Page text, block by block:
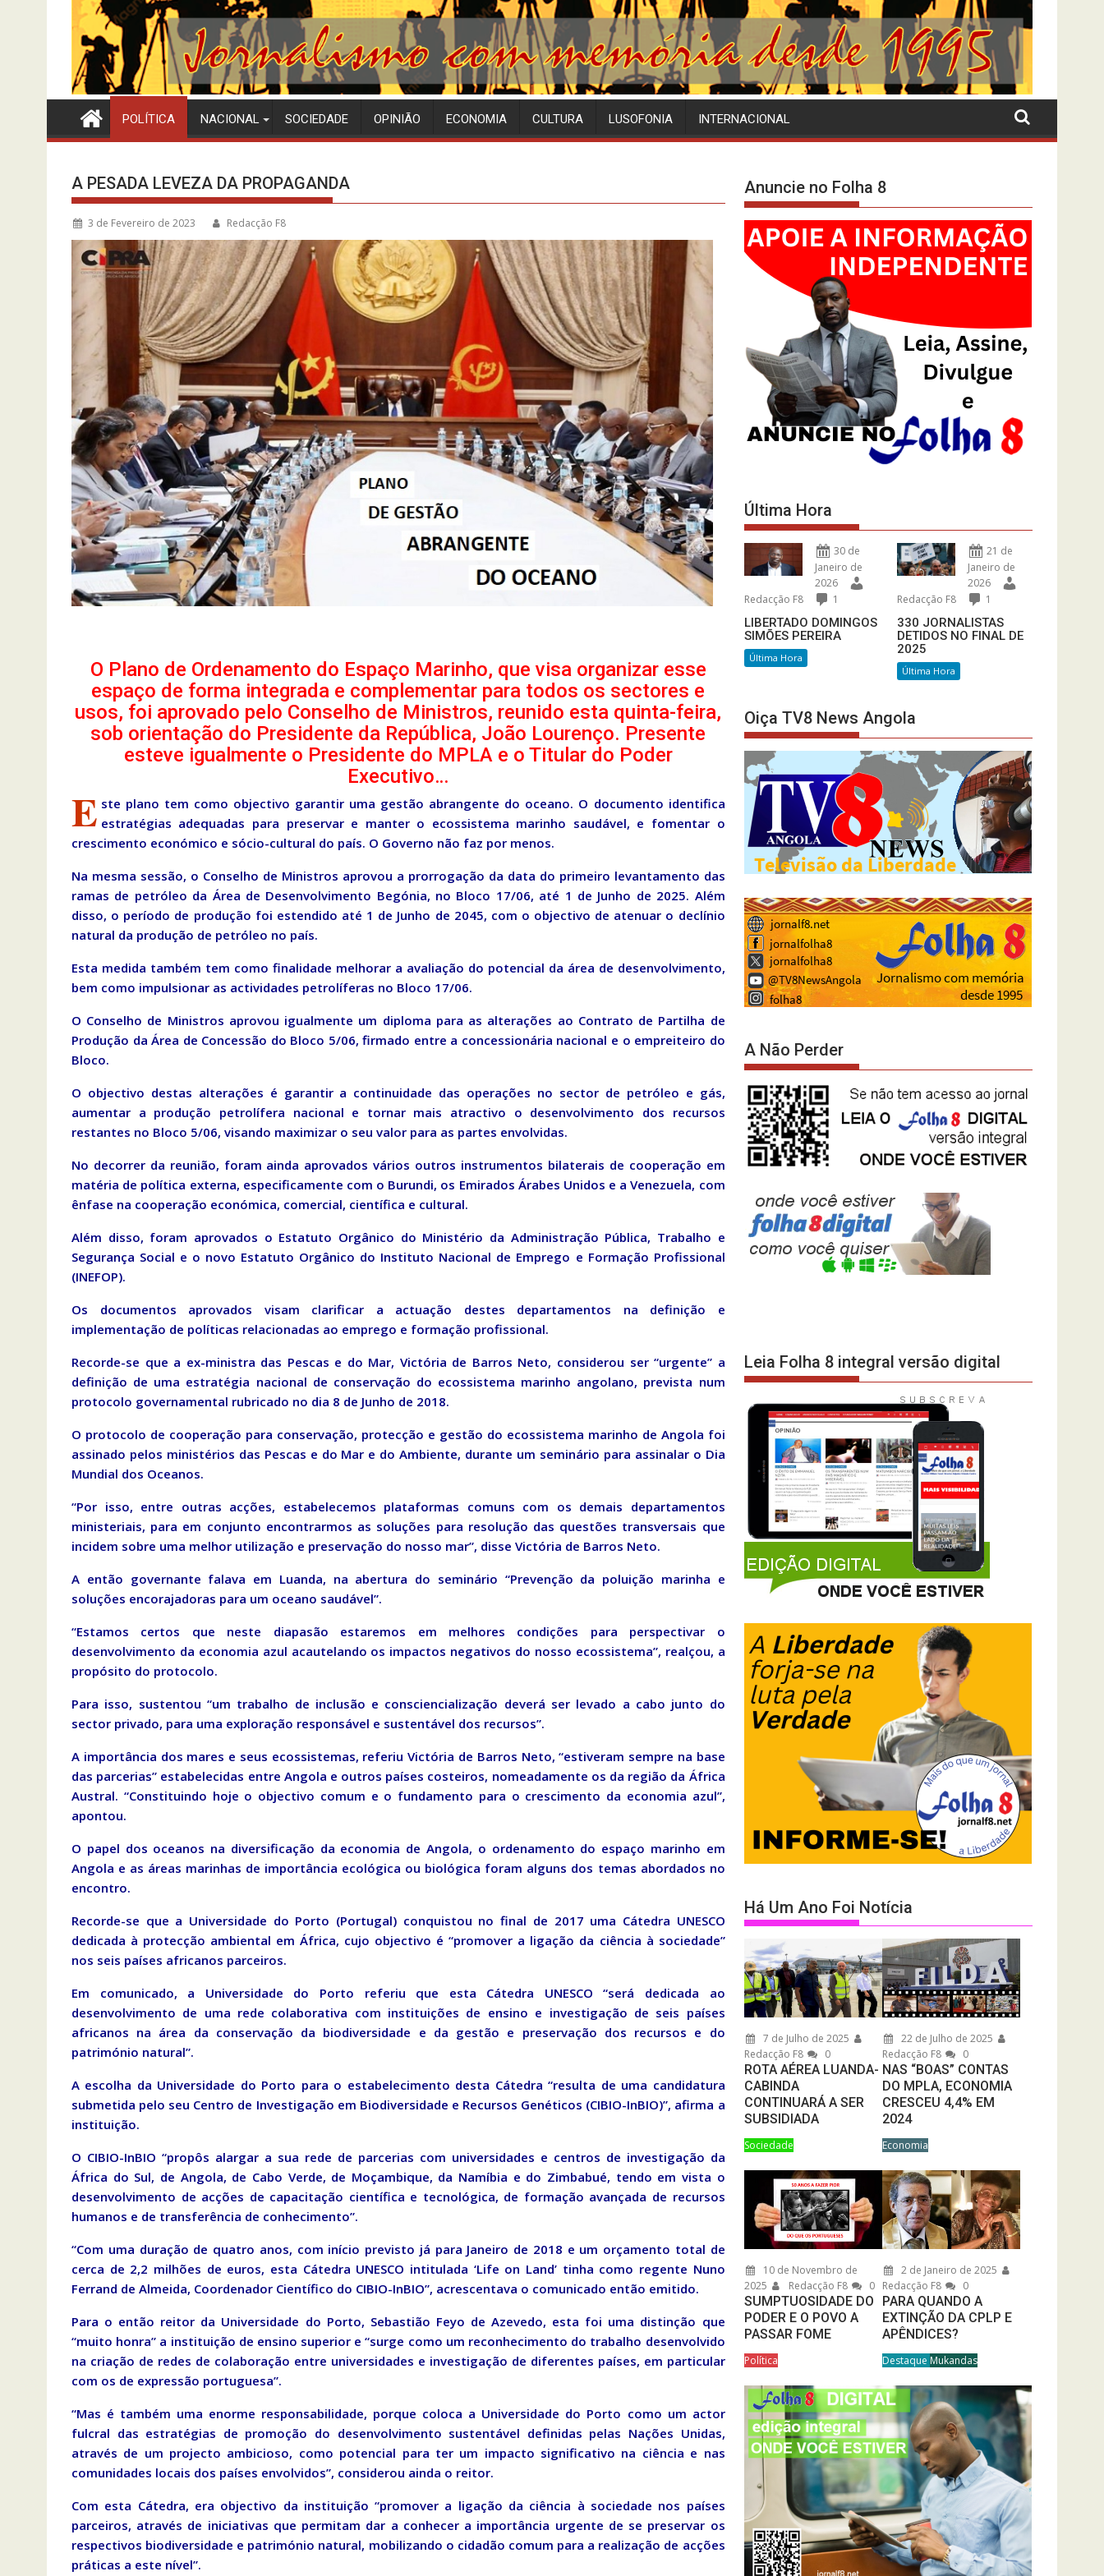
POLÍTICA NACIONAL SOCIEDADE OPINIÃO ECONOMIA CULTURA LUSOFONIA INTERNACIONAL
A PESADA LEVEZA DA PROPAGANDA
3 de Fevereiro de 2023 Redacção F8
O Plano de Ordenamento do Espaço Marinho, que visa organizar esse
espaço de forma integrada e complementar para todos os sectores e
usos, foi aprovado pelo Conselho de Ministros, reunido esta quinta-feira,
sob orientação do Presidente da República, João Lourenço. Presente
esteve igualmente o Presidente do MPLA e o Titular do Poder
Executivo…
E ste plano tem como objectivo garantir uma gestão abrangente do oceano. O documento identifica
estratégias adequadas para preservar e manter o ecossistema marinho saudável, e fomentar o
crescimento económico e sócio-cultural do país. O Governo não faz por menos.
Na mesma sessão, o Conselho de Ministros aprovou a prorrogação da data do primeiro levantamento das
ramas de petróleo da Área de Desenvolvimento Begónia, no Bloco 17/06, até 1 de Junho de 2025. Além
disso, o período de produção foi estendido até 1 de Junho de 2045, com o objectivo de atenuar o declínio
natural da produção de petróleo no país.
Esta medida também tem como finalidade melhorar a avaliação do potencial da área de desenvolvimento,
bem como impulsionar as actividades petrolíferas no Bloco 17/06.
O Conselho de Ministros aprovou igualmente um diploma para as alterações ao Contrato de Partilha de
Produção da Área de Concessão do Bloco 5/06, firmado entre a concessionária nacional e o empreiteiro do
Bloco.
O objectivo destas alterações é garantir a continuidade das operações no sector de petróleo e gás,
aumentar a produção petrolífera nacional e tornar mais atractivo o desenvolvimento dos recursos
restantes no Bloco 5/06, visando maximizar o seu valor para as partes envolvidas.
No decorrer da reunião, foram ainda aprovados vários outros instrumentos bilaterais de cooperação em
matéria de política externa, especificamente com o Burundi, os Emirados Árabes Unidos e a Venezuela, com
ênfase na cooperação económica, comercial, científica e cultural.
Além disso, foram aprovados o Estatuto Orgânico do Ministério da Administração Pública, Trabalho e
Segurança Social e o novo Estatuto Orgânico do Instituto Nacional de Emprego e Formação Profissional
(INEFOP).
Os documentos aprovados visam clarificar a actuação destes departamentos na definição e
implementação de políticas relacionadas ao emprego e formação profissional.
Recorde-se que a ex-ministra das Pescas e do Mar, Victória de Barros Neto, considerou ser “urgente” a
definição de uma estratégia nacional de conservação do ecossistema marinho angolano, prevista num
protocolo governamental rubricado no dia 8 de Junho de 2018.
O protocolo de cooperação para conservação, protecção e gestão do ecossistema marinho de Angola foi
assinado pelos ministérios das Pescas e do Mar e do Ambiente, durante um seminário para assinalar o Dia
Mundial dos Oceanos.
“Por isso, entre outras acções, estabelecemos plataformas comuns com os demais departamentos
ministeriais, para em conjunto encontrarmos as soluções para resolução das questões transversais que
incidem sobre uma melhor utilização e preservação do nosso mar”, disse Victória de Barros Neto.
A então governante falava em Luanda, na abertura do seminário “Prevenção da poluição marinha e
soluções encorajadoras para um oceano saudável”.
“Estamos certos que neste diapasão estaremos em melhores condições para perspectivar o
desenvolvimento da economia azul acautelando os impactos negativos do nosso ecossistema”, realçou, a
propósito do protocolo.
Para isso, sustentou “um trabalho de inclusão e consciencialização deverá ser levado a cabo junto do
sector privado, para uma exploração responsável e sustentável dos recursos”.
A importância dos mares e seus ecossistemas, referiu Victória de Barros Neto, “estiveram sempre na base
das parcerias” estabelecidas entre Angola e outros países costeiros, nomeadamente os da região da África
Austral. “Constituindo hoje o objectivo comum e o fundamento para o crescimento da economia azul”,
apontou.
O papel dos oceanos na diversificação da economia de Angola, o ordenamento do espaço marinho em
Angola e as áreas marinhas de importância ecológica ou biológica foram alguns dos temas abordados no
encontro.
Recorde-se que a Universidade do Porto (Portugal) conquistou no final de 2017 uma Cátedra UNESCO
dedicada à protecção ambiental em África, cujo objectivo é “promover a ligação da ciência à sociedade”
nos seis países africanos parceiros.
Em comunicado, a Universidade do Porto referiu que esta Cátedra UNESCO “será dedicada ao
desenvolvimento de uma rede colaborativa com instituições de ensino e investigação de seis países
africanos na área da conservação da biodiversidade e da gestão e preservação dos recursos e do
património natural”.
A escolha da Universidade do Porto para o estabelecimento desta Cátedra “resulta de uma candidatura
submetida pelo seu Centro de Investigação em Biodiversidade e Recursos Genéticos (CIBIO-InBIO)”, afirma a
instituição.
O CIBIO-InBIO “propôs alargar a sua rede de parcerias com universidades e centros de investigação da
África do Sul, de Angola, de Cabo Verde, de Moçambique, da Namíbia e do Zimbabué, tendo em vista o
desenvolvimento de acções de capacitação científica e tecnológica, de formação avançada de recursos
humanos e de transferência de conhecimento”.
“Com uma duração de quatro anos, com início previsto já para Janeiro de 2018 e um orçamento total de
cerca de 2,2 milhões de euros, esta Cátedra UNESCO intitulada ‘Life on Land’ tinha como regente Nuno
Ferrand de Almeida, Coordenador Científico do CIBIO-InBIO”, acrescentava o comunicado então emitido.
Para o então reitor da Universidade do Porto, Sebastião Feyo de Azevedo, esta foi uma distinção que
“muito honra” a instituição de ensino superior e “surge como um reconhecimento do trabalho desenvolvido
na criação de redes de colaboração entre universidades e investigação de diferentes países, em particular
com os de expressão portuguesa”.
“Mas é também uma enorme responsabilidade, porque coloca a Universidade do Porto como um actor
fulcral das estratégias de promoção do desenvolvimento sustentável definidas pelas Nações Unidas,
através de um projecto ambicioso, como potencial para ter um impacto significativo na ciência e nas
comunidades locais dos países envolvidos”, considerou ainda o reitor.
Com esta Cátedra, era objectivo da instituição “promover a ligação da ciência à sociedade nos países
parceiros, através de iniciativas que permitam dar a conhecer a importância urgente de se preservar os
respectivos biodiversidade e património natural, mobilizando o cidadão comum para a realização de acções
práticas a este nível”.
Anuncie no Folha 8
Última Hora
30 de
Janeiro de
2026
Redacção F8
1
LIBERTADO DOMINGOS
SIMÕES PEREIRA
Última Hora
21 de
Janeiro de
2026
Redacção F8
1
330 JORNALISTAS
DETIDOS NO FINAL DE
2025
Última Hora
Oiça TV8 News Angola
A Não Perder
Leia Folha 8 integral versão digital
Há Um Ano Foi Notícia
7 de Julho de 2025
Redacção F8
0
ROTA AÉREA LUANDA-
CABINDA
CONTINUARÁ A SER
SUBSIDIADA
Sociedade
22 de Julho de 2025
Redacção F8
0
NAS “BOAS” CONTAS
DO MPLA, ECONOMIA
CRESCEU 4,4% EM
2024
Economia
10 de Novembro de
2025
Redacção F8 0
SUMPTUOSIDADE DO
PODER E O POVO A
PASSAR FOME
Política
2 de Janeiro de 2025
Redacção F8
0
PARA QUANDO A
EXTINÇÃO DA CPLP E
APÊNDICES?
Destaque Mukandas